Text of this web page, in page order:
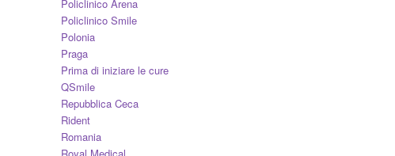
Policlinico Arena
Policlinico Smile
Polonia
Praga
Prima di iniziare le cure
QSmile
Repubblica Ceca
Rident
Romania
Royal Medical